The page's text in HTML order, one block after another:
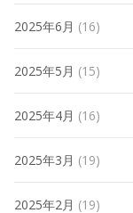
2025年6月 (16)
2025年5月 (15)
2025年4月 (16)
2025年3月 (19)
2025年2月 (19)